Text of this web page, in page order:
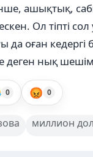
ашықтық,
Ол тіпті
оған кедергі
деген нық
0 😡 0
миллион